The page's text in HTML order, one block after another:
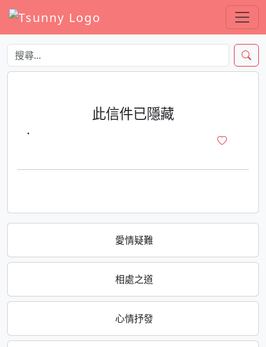
愛情疑難
相處之道
心情抒發
此信件已隱藏
·